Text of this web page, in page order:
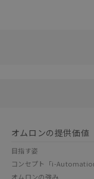
オムロンの提供価値
目指す姿
コンセプト「i-
オムロンの強み